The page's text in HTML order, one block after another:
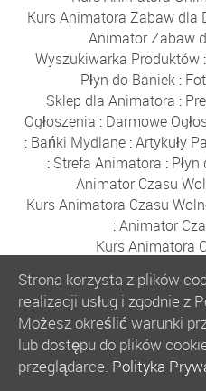
Kurs Animatora Zabaw dla
Animator Zabaw
Wyszukiwarka Produktów :
Płyn do Baniek:
Sklep dla Animatora :
Ogłoszenia : Darmowe
: Bańki Mydlane :Artykuły
: Strefa Animatora :
Animator Czasu
Kurs Animatora Czasu
:Animator
Kurs Animatora
Party:Kurs
Animator
Kurs Animatora
Tatuaże dla Dzieci:
Ogłoszenia Darmowe:
Strona korzysta z plików
realizacji usług i zgodnie z
Możesz określić warunki
lub dostępu do plików
przeglądarce. Polityka